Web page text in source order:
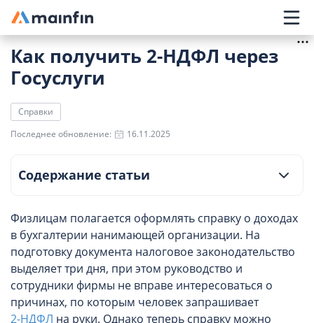
Главное меню
Как получить 2-НДФЛ через
Госуслуги
Справки
Последнее обновление:
16.11.2025
Содержание статьи
Физлицам полагается оформлять справку о доходах
в бухгалтерии нанимающей организации. На
подготовку документа налоговое законодательство
выделяет три дня, при этом руководство и
сотрудники фирмы не вправе интересоваться о
причинах, по которым человек запрашивает
2-НДФЛ на руки. Однако теперь справку можно